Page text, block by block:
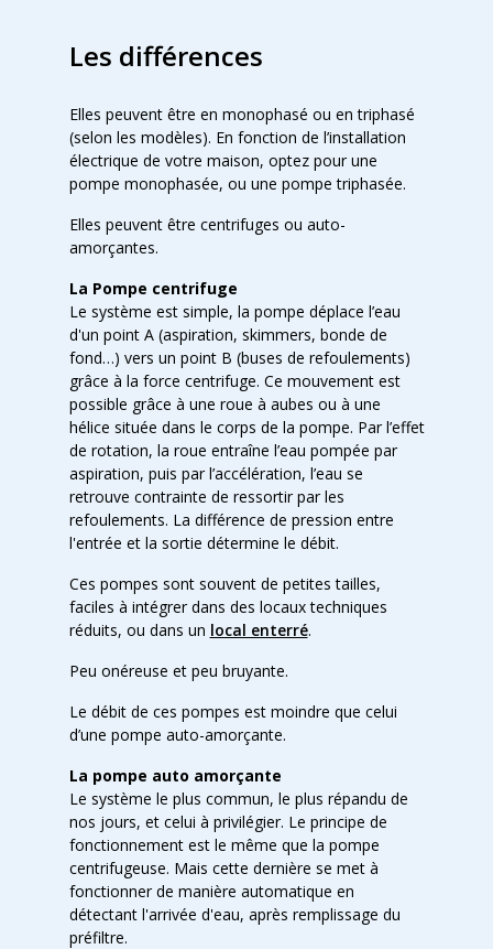
Les différences
Elles peuvent être en monophasé ou en triphasé
(selon les modèles). En fonction de l’installation
électrique de votre maison, optez pour une
pompe monophasée, ou une pompe triphasée.
Elles peuvent être centrifuges ou auto-
amorçantes.
La Pompe centrifuge
Le système est simple, la pompe déplace l’eau
d'un point A (aspiration, skimmers, bonde de
fond…) vers un point B (buses de refoulements)
grâce à la force centrifuge. Ce mouvement est
possible grâce à une roue à aubes ou à une
hélice située dans le corps de la pompe. Par l’effet
de rotation, la roue entraîne l’eau pompée par
aspiration, puis par l’accélération, l’eau se
retrouve contrainte de ressortir par les
refoulements. La différence de pression entre
l'entrée et la sortie détermine le débit.
Ces pompes sont souvent de petites tailles,
faciles à intégrer dans des locaux techniques
réduits, ou dans un local enterré.
Peu onéreuse et peu bruyante.
Le débit de ces pompes est moindre que celui
d’une pompe auto-amorçante.
La pompe auto amorçante
Le système le plus commun, le plus répandu de
nos jours, et celui à privilégier. Le principe de
fonctionnement est le même que la pompe
centrifugeuse. Mais cette dernière se met à
fonctionner de manière automatique en
détectant l'arrivée d'eau, après remplissage du
préfiltre.